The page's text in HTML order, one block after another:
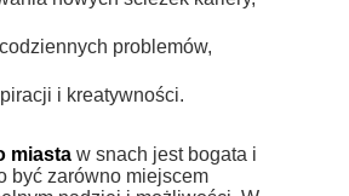
problemów,
i kreatywności.
miasta w snach jest bogata i
być zarówno miejscem